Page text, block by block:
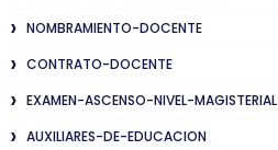
NOMBRAMIENTO-DOCENTE
CONTRATO-DOCENTE
EXAMEN-ASCENSO-NIVEL-MAGISTERIAL
AUXILIARES-DE-EDUCACION